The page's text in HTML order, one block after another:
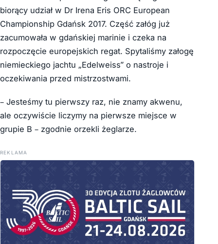
biorący udział w Dr Irena Eris ORC European
Championship Gdańsk 2017. Część załóg już
zacumowała w gdańskiej marinie i czeka na
rozpoczęcie europejskich regat. Spytaliśmy załogę
niemieckiego jachtu „Edelweiss” o nastroje i
oczekiwania przed mistrzostwami.
– Jesteśmy tu pierwszy raz, nie znamy akwenu,
ale oczywiście liczymy na pierwsze miejsce w
grupie B – zgodnie orzekli żeglarze.
REKLAMA